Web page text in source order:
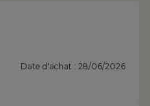
Date d'achat : 28/06/2026